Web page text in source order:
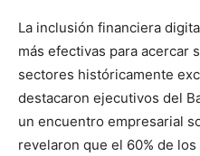
La inclusión financiera
más efectivas para acercar
sectores históricamente
destacaron ejecutivos del
un encuentro empresarial
revelaron que el 60% de